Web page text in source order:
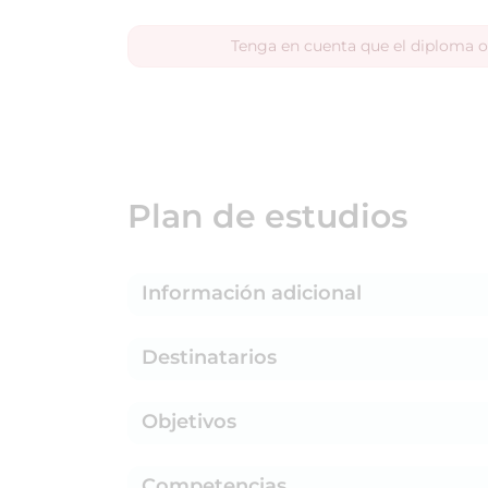
Tenga en cuenta que el diploma
Plan de estudios
Información adicional
Destinatarios
Objetivos